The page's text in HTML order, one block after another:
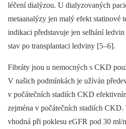
léčení dialýzou. U dialyzovaných
metaanalýzy jen malý efekt statinové
indikaci představuje jen selhání
stav po transplantaci ledviny [5–6].
Fibráty jsou u nemocných s CKD
V našich podmínkách je užíván
v počátečních stadiích CKD
zejména v počátečních stadiích
vhodná při poklesu eGFR pod 30 ml/